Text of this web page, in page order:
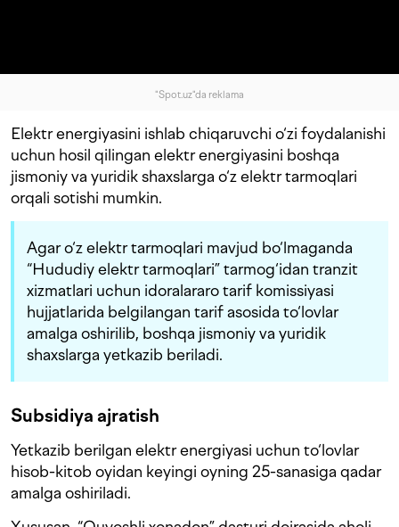
"Spot.uz"da reklama
Elektr energiyasini ishlab chiqaruvchi o‘zi foydalanishi
uchun hosil qilingan elektr energiyasini boshqa
jismoniy va yuridik shaxslarga o‘z elektr tarmoqlari
orqali sotishi mumkin.
Agar o‘z elektr tarmoqlari mavjud bo‘lmaganda
“Hududiy elektr tarmoqlari” tarmog‘idan tranzit
xizmatlari uchun idoralararo tarif komissiyasi
hujjatlarida belgilangan tarif asosida to‘lovlar
amalga oshirilib, boshqa jismoniy va yuridik
shaxslarga yetkazib beriladi.
Subsidiya ajratish
Yetkazib berilgan elektr energiyasi uchun to‘lovlar
hisob-kitob oyidan keyingi oyning 25-sanasiga qadar
amalga oshiriladi.